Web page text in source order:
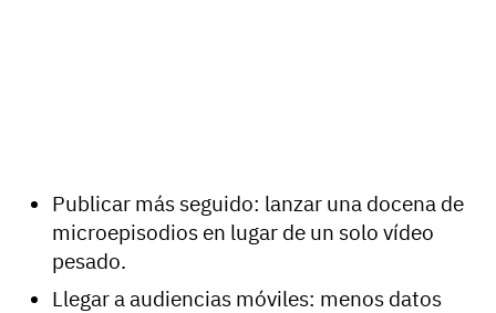
Publicar más seguido: lanzar una docena de
microepisodios en lugar de un solo vídeo
pesado.
Llegar a audiencias móviles: menos datos